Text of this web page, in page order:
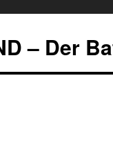
– Der